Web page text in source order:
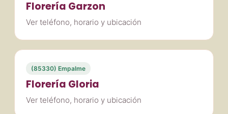
Florería Garzon
Ver teléfono, horario y ubicación
(85330) Empalme
Florería Gloria
Ver teléfono, horario y ubicación